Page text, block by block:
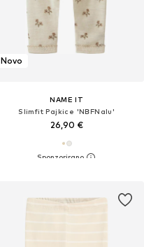
Novo
NAME IT
Slimfit Pajkice 'NBFNalu'
26,90 €